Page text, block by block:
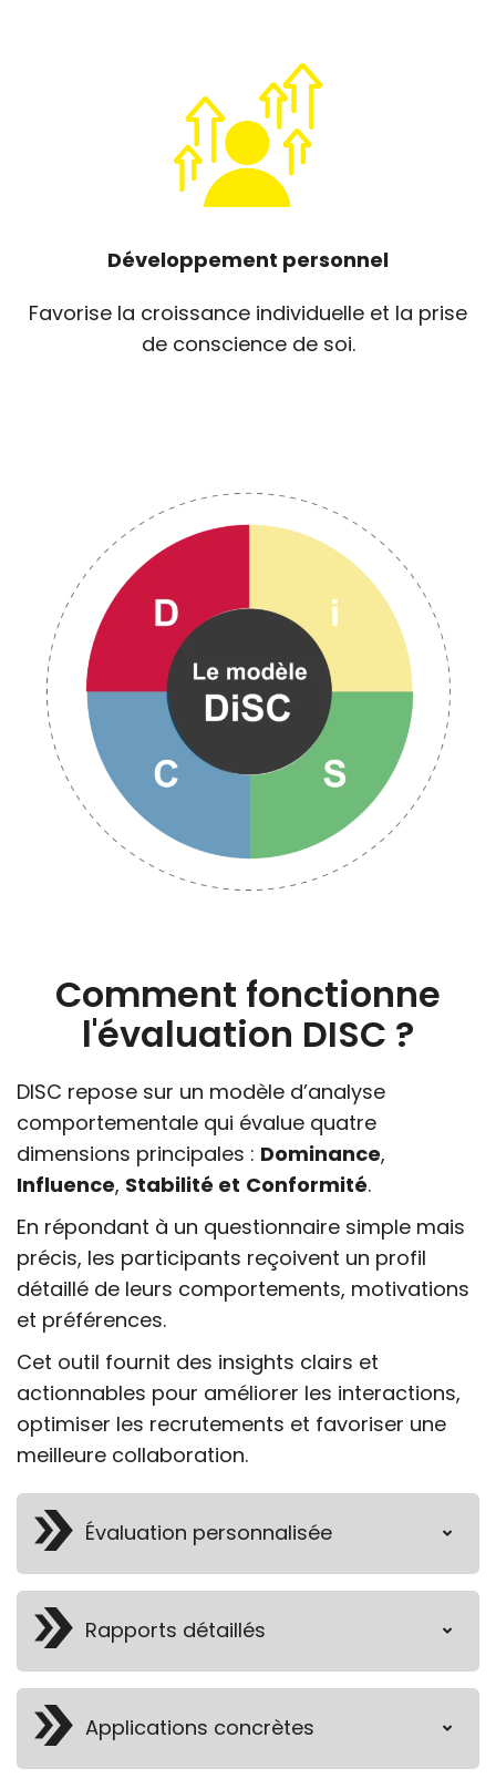
Développement personnel
Favorise la croissance individuelle et la prise
de conscience de soi.
Comment fonctionne
l'évaluation DISC ?
DISC repose sur un modèle d’analyse
comportementale qui évalue quatre
dimensions principales : Dominance,
Influence, Stabilité et Conformité.
En répondant à un questionnaire simple mais
précis, les participants reçoivent un profil
détaillé de leurs comportements, motivations
et préférences.
Cet outil fournit des insights clairs et
actionnables pour améliorer les interactions,
optimiser les recrutements et favoriser une
meilleure collaboration.
Évaluation personnalisée
Rapports détaillés
Applications concrètes